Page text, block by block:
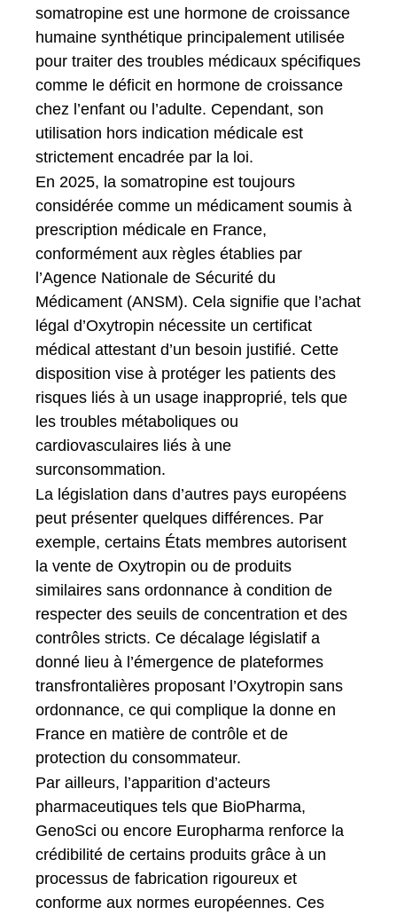
somatropine est une hormone de croissance
humaine synthétique principalement utilisée
pour traiter des troubles médicaux spécifiques
comme le déficit en hormone de croissance
chez l’enfant ou l’adulte. Cependant, son
utilisation hors indication médicale est
strictement encadrée par la loi.
En 2025, la somatropine est toujours
considérée comme un médicament soumis à
prescription médicale en France,
conformément aux règles établies par
l’Agence Nationale de Sécurité du
Médicament (ANSM). Cela signifie que l’achat
légal d’Oxytropin nécessite un certificat
médical attestant d’un besoin justifié. Cette
disposition vise à protéger les patients des
risques liés à un usage inapproprié, tels que
les troubles métaboliques ou
cardiovasculaires liés à une
surconsommation.
La législation dans d’autres pays européens
peut présenter quelques différences. Par
exemple, certains États membres autorisent
la vente de Oxytropin ou de produits
similaires sans ordonnance à condition de
respecter des seuils de concentration et des
contrôles stricts. Ce décalage législatif a
donné lieu à l’émergence de plateformes
transfrontalières proposant l’Oxytropin sans
ordonnance, ce qui complique la donne en
France en matière de contrôle et de
protection du consommateur.
Par ailleurs, l’apparition d’acteurs
pharmaceutiques tels que BioPharma,
GenoSci ou encore Europharma renforce la
crédibilité de certains produits grâce à un
processus de fabrication rigoureux et
conforme aux normes européennes. Ces